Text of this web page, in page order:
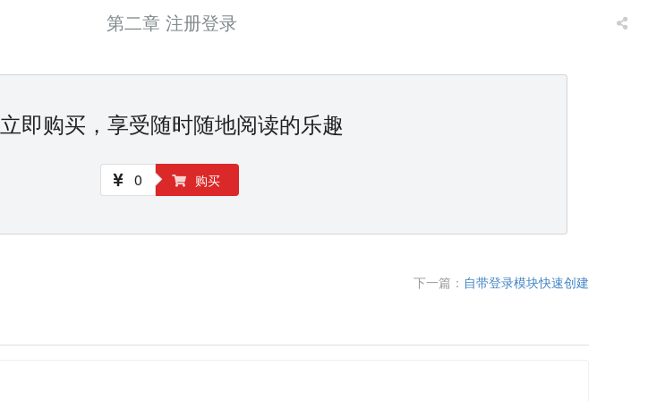
第二章 注册登录
立即购买，享受随时随地阅读的乐趣
0 购买
下一篇： 自带登录模块快速创建